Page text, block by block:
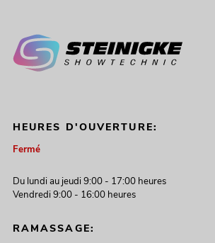
HEURES D'OUVERTURE:
Fermé
Du lundi au jeudi 9:00 - 17:00 heures
Vendredi 9:00 - 16:00 heures
RAMASSAGE: